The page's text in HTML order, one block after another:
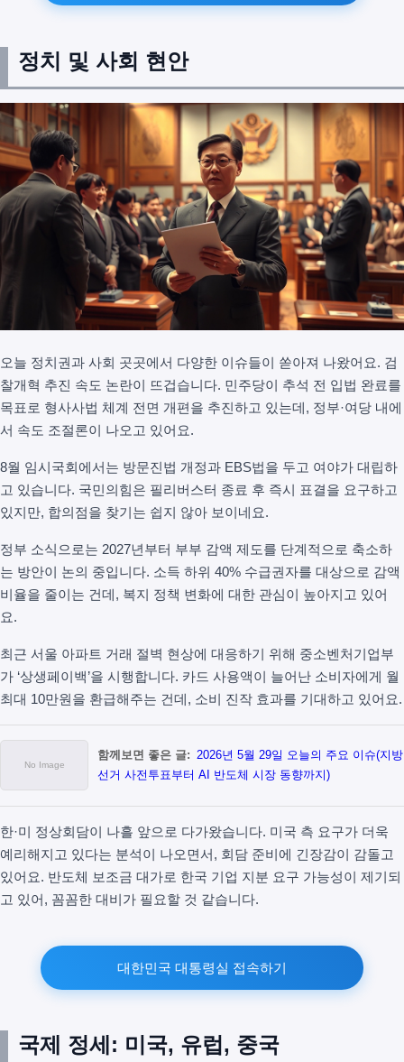
정치 및 사회 현안
오늘 정치권과 사회 곳곳에서 다양한 이슈들이 쏟아져 나왔어요. 검
찰개혁 추진 속도 논란이 뜨겁습니다. 민주당이 추석 전 입법 완료를
목표로 형사사법 체계 전면 개편을 추진하고 있는데, 정부·여당 내에
서 속도 조절론이 나오고 있어요.
8월 임시국회에서는 방문진법 개정과 EBS법을 두고 여야가 대립하
고 있습니다. 국민의힘은 필리버스터 종료 후 즉시 표결을 요구하고
있지만, 합의점을 찾기는 쉽지 않아 보이네요.
정부 소식으로는 2027년부터 부부 감액 제도를 단계적으로 축소하
는 방안이 논의 중입니다. 소득 하위 40% 수급권자를 대상으로 감액
비율을 줄이는 건데, 복지 정책 변화에 대한 관심이 높아지고 있어
요.
최근 서울 아파트 거래 절벽 현상에 대응하기 위해 중소벤처기업부
가 ‘상생페이백’을 시행합니다. 카드 사용액이 늘어난 소비자에게 월
최대 10만원을 환급해주는 건데, 소비 진작 효과를 기대하고 있어요.
함께보면 좋은 글: 2026년 5월 29일 오늘의 주요 이슈(지방
선거 사전투표부터 AI 반도체 시장 동향까지)
한·미 정상회담이 나흘 앞으로 다가왔습니다. 미국 측 요구가 더욱
예리해지고 있다는 분석이 나오면서, 회담 준비에 긴장감이 감돌고
있어요. 반도체 보조금 대가로 한국 기업 지분 요구 가능성이 제기되
고 있어, 꼼꼼한 대비가 필요할 것 같습니다.
대한민국 대통령실 접속하기
국제 정세: 미국, 유럽, 중국